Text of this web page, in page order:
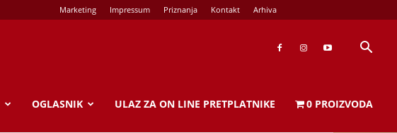
Marketing Impressum Priznanja Kontakt Arhiva
OGLASNIK ULAZ ZA ON LINE PRETPLATNIKE 0 PROIZVODA